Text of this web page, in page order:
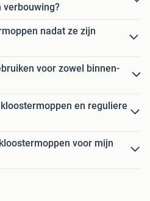
verbouwing?
nadat ze zijn
voor zowel binnen-
en reguliere
voor mijn